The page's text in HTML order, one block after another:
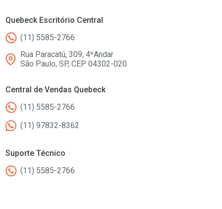
Quebeck Escritório Central
(11) 5585-2766
Rua Paracatú, 309, 4ºAndar
São Paulo, SP, CEP 04302-020
Central de Vendas Quebeck
(11) 5585-2766
(11) 97832-8362
Suporte Técnico
(11) 5585-2766